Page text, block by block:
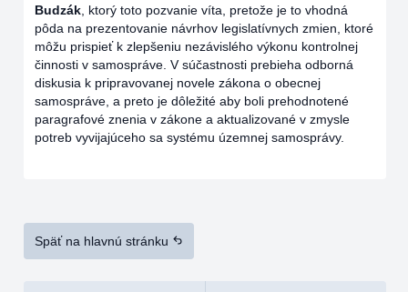
Budzák , ktorý toto pozvanie víta, pretože je to vhodná
pôda na prezentovanie návrhov legislatívnych zmien, ktoré
môžu prispieť k zlepšeniu nezávislého výkonu kontrolnej
činnosti v samospráve. V súčastnosti prebieha odborná
diskusia k pripravovanej novele zákona o obecnej
samospráve, a preto je dôležité aby boli prehodnotené
paragrafové znenia v zákone a aktualizované v zmysle
potreb vyvijajúceho sa systému územnej samosprávy.
Späť na hlavnú stránku